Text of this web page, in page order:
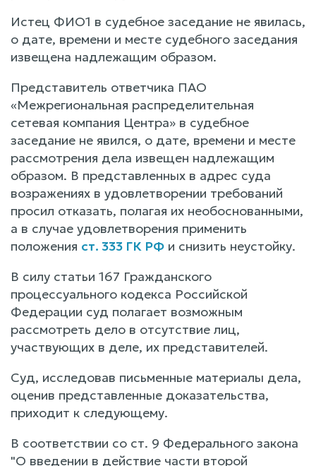
Истец ФИО1 в судебное заседание не явилась,
о дате, времени и месте судебного заседания
извещена надлежащим образом.
Представитель ответчика ПАО
«Межрегиональная распределительная
сетевая компания Центра» в судебное
заседание не явился, о дате, времени и месте
рассмотрения дела извещен надлежащим
образом. В представленных в адрес суда
возражениях в удовлетворении требований
просил отказать, полагая их необоснованными,
а в случае удовлетворения применить
положения ст. 333 ГК РФ и снизить неустойку.
В силу статьи 167 Гражданского
процессуального кодекса Российской
Федерации суд полагает возможным
рассмотреть дело в отсутствие лиц,
участвующих в деле, их представителей.
Суд, исследовав письменные материалы дела,
оценив представленные доказательства,
приходит к следующему.
В соответствии со ст. 9 Федерального закона
"О введении в действие части второй